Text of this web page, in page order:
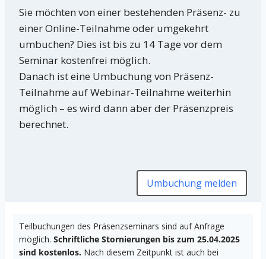
Sie möchten von einer bestehenden Präsenz- zu
einer Online-Teilnahme oder umgekehrt
umbuchen? Dies ist bis zu 14 Tage vor dem
Seminar kostenfrei möglich.
Danach ist eine Umbuchung von Präsenz-
Teilnahme auf Webinar-Teilnahme weiterhin
möglich – es wird dann aber der Präsenzpreis
berechnet.
Umbuchung melden
Teilbuchungen des Präsenzseminars sind auf Anfrage
möglich. Schriftliche Stornierungen bis zum 25.04.2025
sind kostenlos. Nach diesem Zeitpunkt ist auch bei